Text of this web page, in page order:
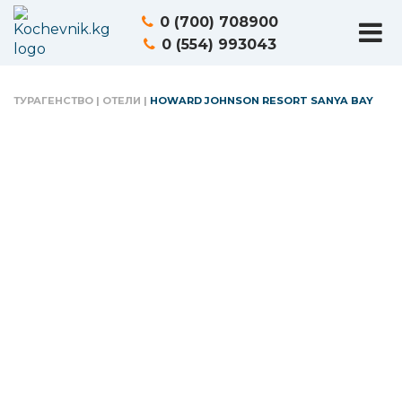
0 (700) 708900
0 (554) 993043
ТУРАГЕНСТВО | ОТЕЛИ | HOWARD JOHNSON RESORT SANYA BAY